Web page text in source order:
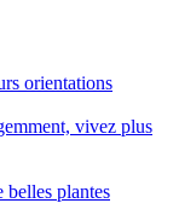
orientations
vivez plus
plantes